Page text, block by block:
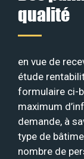
qualité
en vue de
étude
formulaire ci-
maximum
demande, à
type de
nombre de